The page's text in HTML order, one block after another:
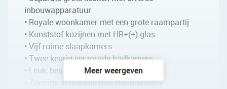
inbouwapparatuur
• Royale woonkamer met een grote raampartij
• Kunststof kozijnen met HR+(+) glas
• Vijf ruime slaapkamers
• Twee keurig verzorgde badkamers
• Leuk, beschut balkon
• Zonnige achtertuin met volop privacy
Meer weergeven